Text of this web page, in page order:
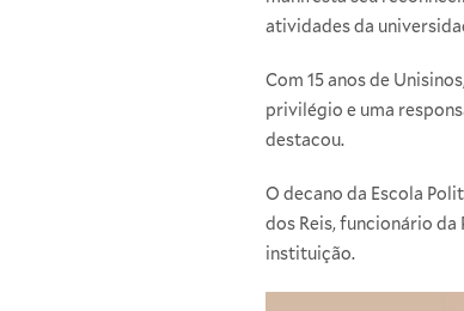
atividades da
Com 15 anos de
privilégio e uma
destacou.
O decano da Escola
dos Reis, funcionário da
instituição.